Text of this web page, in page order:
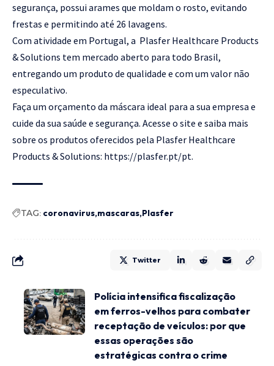
segurança, possui arames que moldam o rosto, evitando
frestas e permitindo até 26 lavagens.
Com atividade em Portugal, a Plasfer Healthcare Products
& Solutions tem mercado aberto para todo Brasil,
entregando um produto de qualidade e com um valor não
especulativo.
Faça um orçamento da máscara ideal para a sua empresa e
cuide da sua saúde e segurança. Acesse o site e saiba mais
sobre os produtos oferecidos pela Plasfer Healthcare
Products & Solutions: https://plasfer.pt/pt.
TAG: coronavirus mascaras Plasfer
Twitter
Polícia intensifica fiscalização
em ferros-velhos para combater
receptação de veículos: por que
essas operações são
estratégicas contra o crime